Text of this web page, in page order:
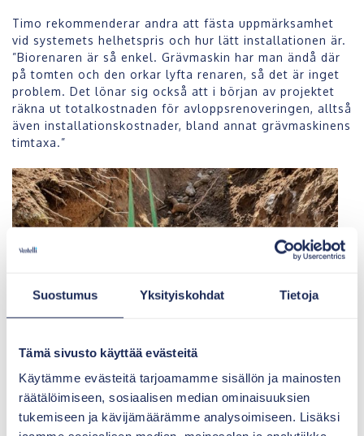
Suostumus Yksityiskohdat Tietoja
Tämä sivusto käyttää evästeitä
Käytämme evästeitä tarjoamamme sisällön ja mainosten
räätälöimiseen, sosiaalisen median ominaisuuksien
tukemiseen ja kävijämäärämme analysoimiseen. Lisäksi
Timo rekommenderar andra att fästa uppmärksamhet
vid systemets helhetspris och hur lätt installationen är.
”Biorenaren är så enkel. Grävmaskin har man ändå där
på tomten och den orkar lyfta renaren, så det är inget
problem. Det lönar sig också att i början av projektet
räkna ut totalkostnaden för avloppsrenoveringen, alltså
även installationskostnader, bland annat grävmaskinens
timtaxa.”